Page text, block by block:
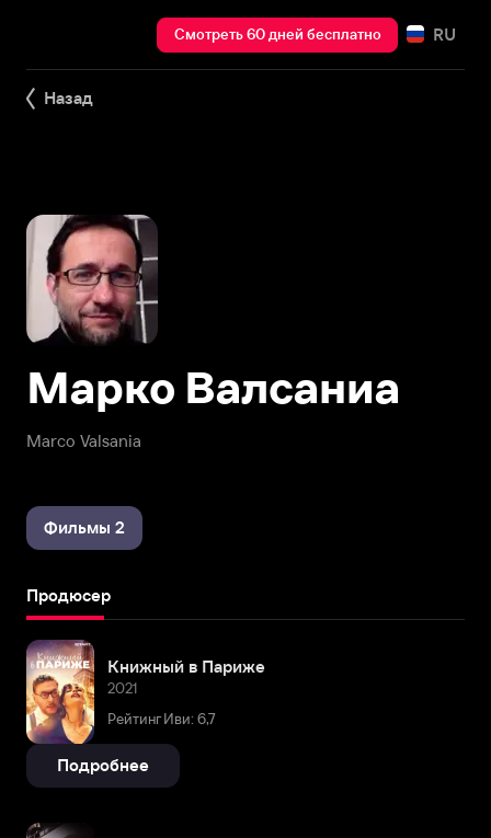
Смотреть 60 дней бесплатно RU
Назад
Marco Valsania
Марко Валсаниа
Фильмы 2
Продюсер
Книжный в Париже
2021
Рейтинг Иви: 6,7
Подробнее